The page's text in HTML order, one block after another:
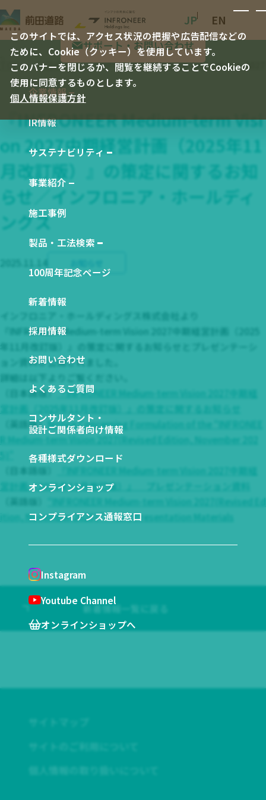
JP EN
サポート・お問い合わせ
企業情報
企業情報 TOP
社長メッセージ
会社概要
会社沿革
役員一覧
経営理念
事業所一覧
関係会社一覧
IR情報
サステナビリティ
サステナビリティ TOP
E 環境
S 社会
ESGデータ ダウンロード
事業紹介
事業紹介 TOP
工事事業
製品事業
技術研究・開発
施工事例
製品・工法検索
図から探す
NETIS登録技術一覧
SDSダウンロード
100周年記念ページ
新着情報
採用情報
お問い合わせ
よくあるご質問
コンサルタント・
設計ご関係者向け情報
各種様式ダウンロード
オンラインショップ
コンプライアンス通報窓口
Instagram
Youtube Channel
オンラインショップへ
このサイトでは、アクセス状況の把握や広告配信などの
ために、Cookie（クッキー）を使用しています。
このバナーを閉じるか、閲覧を継続することでCookieの
使用に同意するものとします。
個人情報保護方針
TOP 新着情報 『INFRONEER Medium-term Vision
『INFRONEER Medium-term Visi
on 2027中期経営計画（2025年11
月改訂版）』の策定に関するお知
らせ／インフロニア・ホールディ
ングス
インフロニア・ホールディングス株式会社より
『INFRONEER Medium-term Vision 2027中期経営計画（2025
年11月改訂版）』の策定に関するお知らせとプレゼンテーシ
ョン資料が公開されました。
詳細は以下よりご覧ください。
（日本語版）『INFRONEER Medium-term Vision 2027中期経
営計画（2025年11月改訂版）』の策定に関するお知らせ
（英語版） Notice Concerning Formulation of the
“INFRONEE
R Medium-term Vision 2027(Revised Edition, November 202
5)”
（日本語版）
『INFRONEER Medium-term Vision 2027中期経
営計画（2025年11月改訂版）』 プレゼンテーション資料
（英語版）
“INFRONEER Medium-term Vision 2027(Revised Ed
ition, November 2025) ” CEO Presentation Materials
新着情報一覧に戻る
サイトのご利用について
個人情報の取り扱いについて